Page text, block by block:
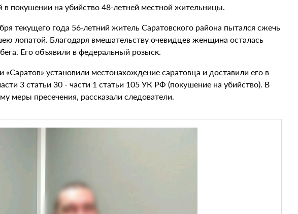
покушении на убийство 48-летней местной жительницы.
текущего года 56-летний житель Саратовского района пытался сжечь
лопатой. Благодаря вмешательству очевидцев женщина осталась
Его объявили в федеральный розыск.
установили местонахождение саратовца и доставили его в
3 статьи 30 - части 1 статьи 105 УК РФ (покушение на убийство). В
меры пресечения, рассказали следователи.